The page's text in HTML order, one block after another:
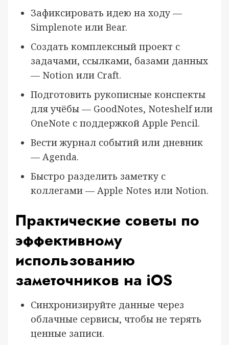
Зафиксировать идею на ходу —
Simplenote или Bear.
Создать комплексный проект с
задачами, ссылками, базами данных
— Notion или Craft.
Подготовить рукописные конспекты
для учёбы — GoodNotes, Noteshelf или
OneNote с поддержкой Apple Pencil.
Вести журнал событий или дневник
— Agenda.
Быстро разделить заметку с
коллегами — Apple Notes или Notion.
Практические советы по
эффективному
использованию
заметочников на iOS
Синхронизируйте данные через
облачные сервисы, чтобы не терять
ценные записи.